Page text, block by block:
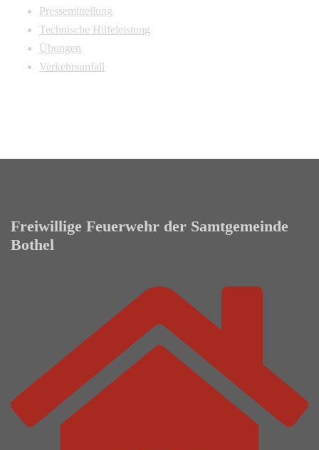
Pressemitteilung
Technische Hilfeleistung
Übungen
Verkehrsunfall
Freiwillige Feuerwehr der Samtgemeinde
Bothel